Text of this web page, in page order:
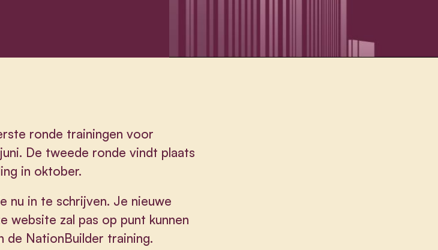
ronde trainingen voor
De tweede ronde vindt plaats
in oktober.
nu in te schrijven. Je nieuwe
website zal pas op punt kunnen
de NationBuilder training.